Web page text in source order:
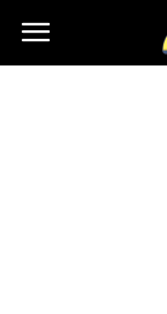
PolskiGeek.pl